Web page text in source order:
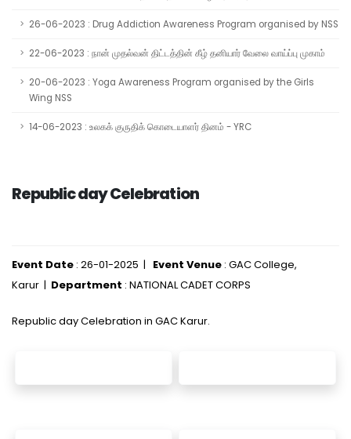
26-06-2023 : Drug Addiction Awareness Program organised by NSS
22-06-2023 : நான் முதல்வன் திட்டத்தின் கீழ் தனியார் வேலை வாய்ப்பு முகாம்
20-06-2023 : Yoga Awareness Program organised by the Girls
Wing NSS
14-06-2023 : உலகக் குருதிக் கொடையாளர் தினம் - YRC
Republic day Celebration
Event Date : 26-01-2025 | Event Venue : GAC College,
Karur | Department : NATIONAL CADET CORPS
Republic day Celebration in GAC Karur.